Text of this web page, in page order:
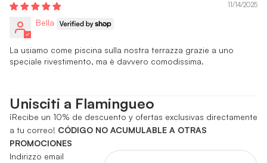
11/14/2025
Bella
La usiamo come piscina sulla nostra terrazza grazie a uno
speciale rivestimento, ma è davvero comodissima.
Unisciti a Flamingueo
¡Recibe un 10% de descuento y ofertas exclusivas directamente
a tu correo! CÓDIGO NO ACUMULABLE A OTRAS
PROMOCIONES
Indirizzo email